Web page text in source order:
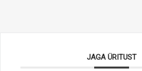
JAGA ÜRITUST